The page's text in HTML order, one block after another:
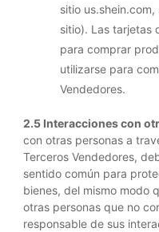
sitio
sitio). Las tarjetas
para comprar
utilizarse para
Vendedores.
2.5 Interacciones con
con otras personas a
Terceros Vendedores,
sentido común para
bienes, del mismo modo
otras personas que no
responsable de sus